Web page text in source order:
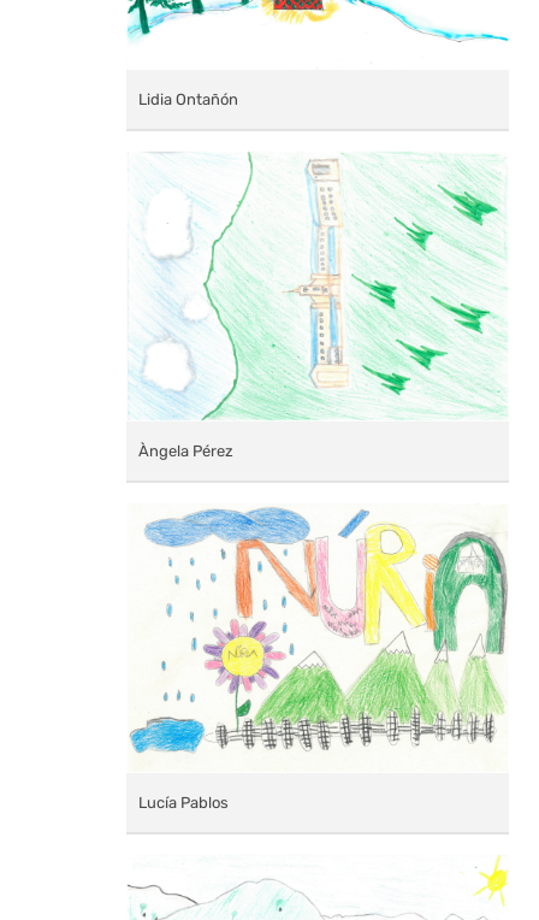
Lidia Ontañón
Àngela Pérez
Lucía Pablos